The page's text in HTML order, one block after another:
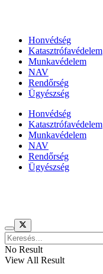
Honvédség
Katasztrófavédelem
Munkavédelem
NAV
Rendőrség
Ügyészség
Honvédség
Katasztrófavédelem
Munkavédelem
NAV
Rendőrség
Ügyészség
No Result
View All Result